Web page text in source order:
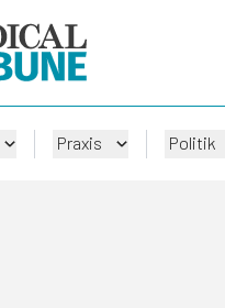
Praxis Politik